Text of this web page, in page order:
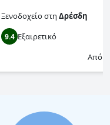
Ξενοδοχείοστη Δρέσδη
9.4 Εξαιρετικό
Από